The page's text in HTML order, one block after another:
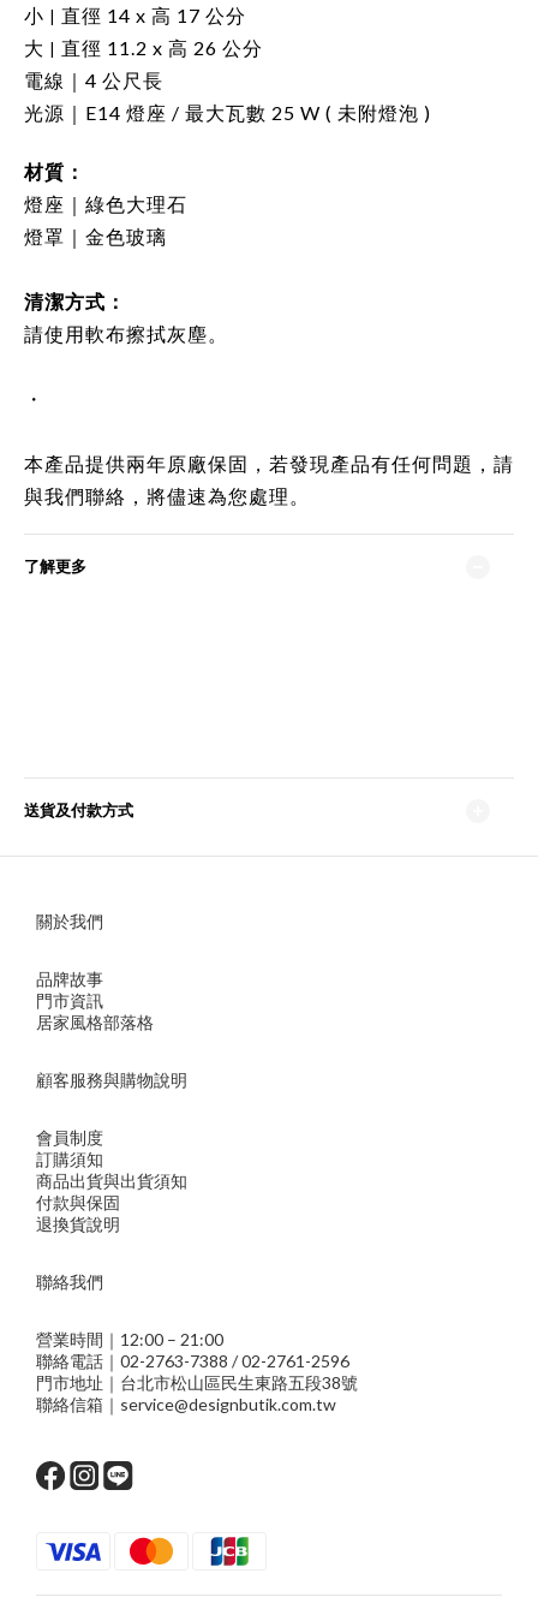
小
直徑 14 x 高 17 公分
大
直徑 11.2 x 高 26 公分
電線｜4 公尺長
光源｜E14 燈座 / 最大瓦數 25 W ( 未附燈泡 )
材質：
燈座｜綠色大理石
燈罩｜金色玻璃
清潔方式：
請使用軟布擦拭灰塵。
・
本產品提供兩年原廠保固，若發現產品有任何問題，請
與我們聯絡，將儘速為您處理。
了解更多
送貨及付款方式
關於我們
品牌故事
門市資訊
居家風格部落格
顧客服務與購物說明
會員制度
訂購須知
商品出貨與出貨須知
付款與保固
退換貨說明
聯絡我們
營業時間｜12:00 – 21:00
聯絡電話｜02-2763-7388 / 02-2761-2596
門市地址｜台北市松山區民生東路五段38號
聯絡信箱｜service@designbutik.com.tw